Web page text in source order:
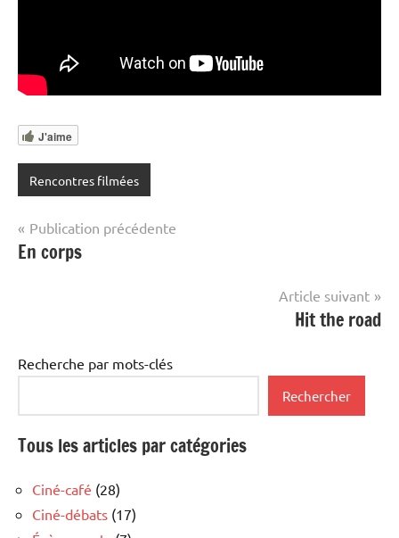
J'aime
Rencontres filmées
Navigation
de
Publication précédente
En corps
Article suivant
Hit the road
Recherche par mots-clés
Rechercher
Tous les articles par catégories
Ciné-café (28)
Ciné-débats (17)